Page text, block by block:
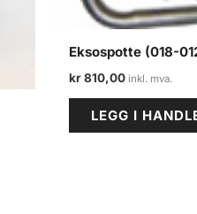
Eksospotte (018-
kr810,00
LEGG I